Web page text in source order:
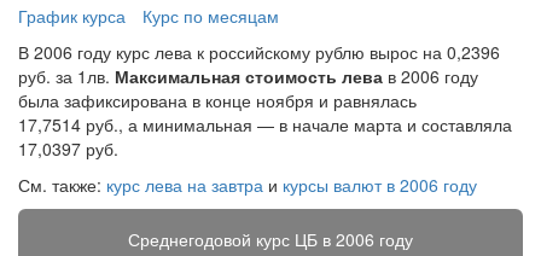
График курса
Курс по месяцам
В 2006 году курс лева к российскому рублю вырос на 0,2396
руб. за 1лв. Максимальная стоимость лева в 2006 году
была зафиксирована в конце ноября и равнялась
17,7514 руб., а минимальная — в начале марта и составляла
17,0397 руб.
См. также: курс лева на завтра и курсы валют в 2006 году
Среднегодовой курс ЦБ в 2006 году